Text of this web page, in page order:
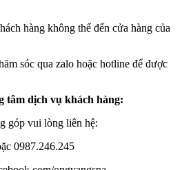
hàng không thể đến cửa hàng của
sóc qua zalo hoặc hotline để được
tâm dịch vụ khách hàng:
góp vui lòng liên hệ:
0987.246.245